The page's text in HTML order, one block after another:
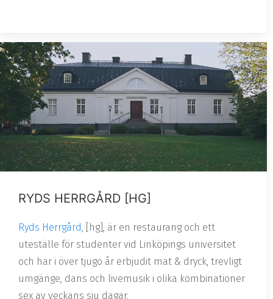
RYDS HERRGÅRD [HG]
Ryds Herrgård, [hg], är en restaurang och ett
uteställe för studenter vid Linköpings universitet
och har i över tjugo år erbjudit mat & dryck, trevligt
umgänge, dans och livemusik i olika kombinationer
sex av veckans sju dagar.